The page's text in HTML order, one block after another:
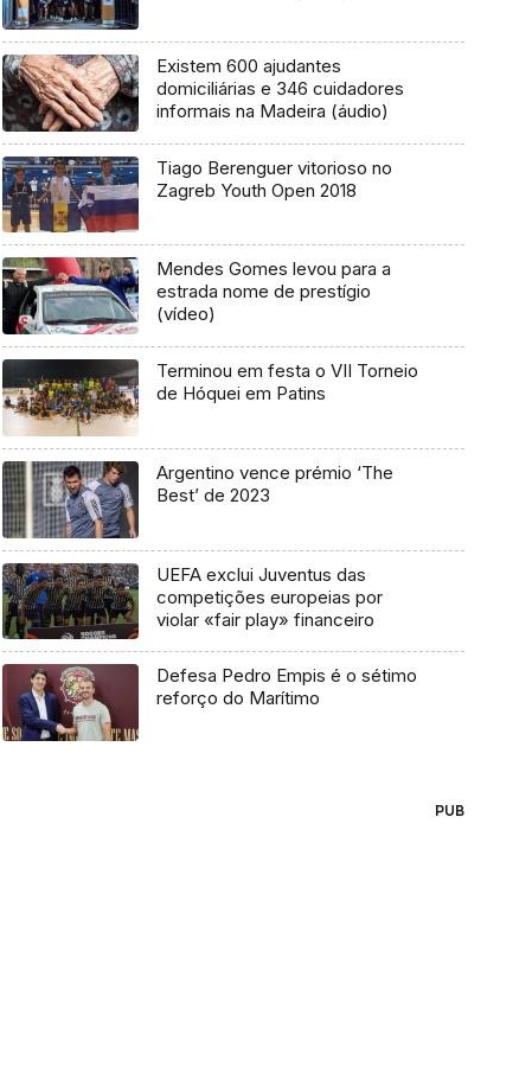
Existem 600 ajudantes
domiciliárias e 346 cuidadores
informais na Madeira (áudio)
Tiago Berenguer vitorioso no
Zagreb Youth Open 2018
Mendes Gomes levou para a
estrada nome de prestígio
(vídeo)
Terminou em festa o VII Torneio
de Hóquei em Patins
Argentino vence prémio ‘The
Best’ de 2023
UEFA exclui Juventus das
competições europeias por
violar «fair play» financeiro
Defesa Pedro Empis é o sétimo
reforço do Marítimo
PUB